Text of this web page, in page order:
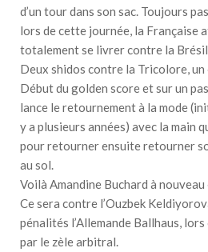
d’un tour dans son sac. Toujours
lors de cette journée, la Française
totalement se livrer contre la
Deux shidos contre la Tricolore,
Début du golden score et sur un
lance le retournement à la mode
y a plusieurs années) avec la main
pour retourner ensuite retourner
au sol.
Voilà Amandine Buchard à
Ce sera contre l’Ouzbek
pénalités l’Allemande Ballhaus,
par le zèle arbitral.